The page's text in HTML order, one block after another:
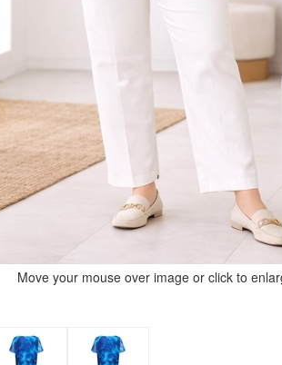
Move your mouse over image or click to